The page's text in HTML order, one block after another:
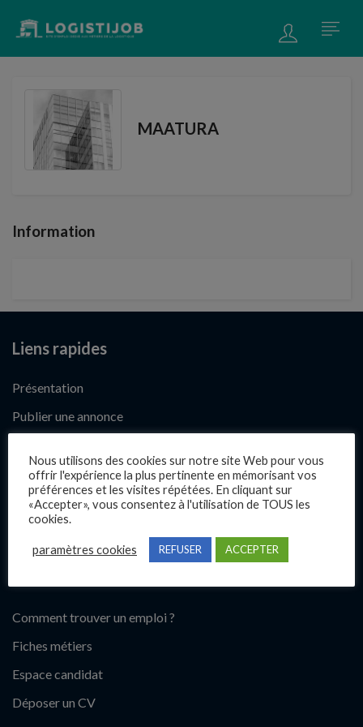
MAATURA
Information
Liens rapides
Présentation
Publier une annonce
Questions fréquentes
Blog
Comment trouver un emploi ?
Fiches métiers
Espace candidat
Déposer un CV
Nous utilisons des cookies sur notre site Web pour vous
offrir l'expérience la plus pertinente en mémorisant vos
préférences et les visites répétées. En cliquant sur
«Accepter», vous consentez à l'utilisation de TOUS les
cookies.
paramètres cookies REFUSER ACCEPTER